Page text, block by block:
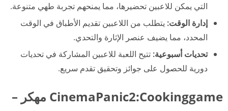
التي يمكن للاعبين تحضيرها، مما يمنحهم تجربة طهي متنوعة.
إدارة الوقت: يتطلب من اللاعبين تقديم الأطباق في الوقت
المحدد، مما يضيف عنصر الإثارة والتحدي.
تحديات أسبوعية: تتيح اللعبة للاعبين المشاركة في تحديات
دورية للحصول على جوائز وتحقيق تقدم سريع.
CinemaPanic2:Cookinggame مهكر –